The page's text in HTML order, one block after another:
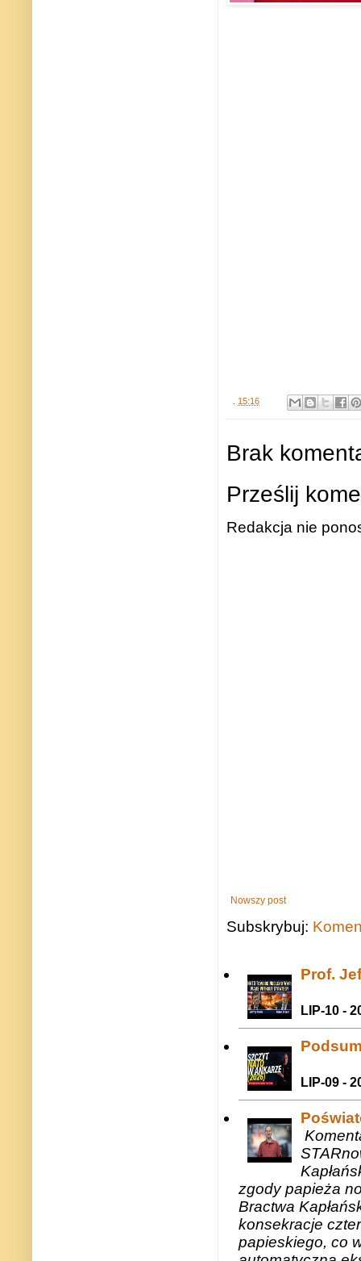
. 15:16
Brak
Prześlij
Redakcja nie
Nowszy post
Subskrybuj:
Prof.
LIP-10 -
LIP-09 -
zgody papieża
Bractwa
konsekracje
papieskiego, co